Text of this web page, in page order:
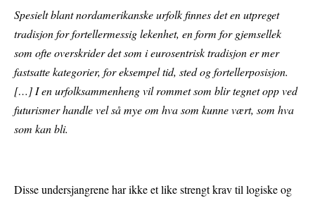
Spesielt blant nordamerikanske urfolk finnes det en utpreget
tradisjon for fortellermessig lekenhet, en form for gjemsellek
som ofte overskrider det som i eurosentrisk tradisjon er mer
fastsatte kategorier, for eksempel tid, sted og fortellerposisjon.
[…] I en urfolksammenheng vil rommet som blir tegnet opp ved
futurismer handle vel så mye om hva som kunne vært, som hva
som kan bli.
Disse undersjangrene har ikke et like strengt krav til logiske og